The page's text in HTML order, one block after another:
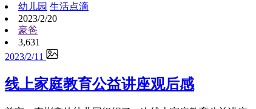
幼儿园 生活点滴
2023/2/20
豪爸
3,631
2023/2/11
线上家庭教育公益讲座观后感